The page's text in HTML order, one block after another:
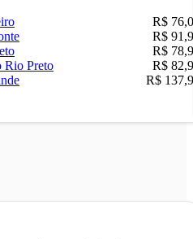
R$
R$
R$
Rio Preto
R$
R$